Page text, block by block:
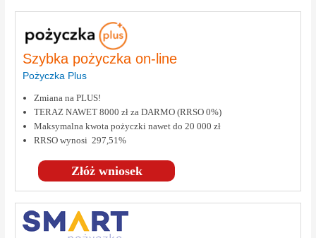
Szybka pożyczka on-line
Pożyczka Plus
Złóż wniosek
Zmiana na PLUS!
TERAZ NAWET 8000 zł za DARMO (RRSO 0%)
Maksymalna kwota pożyczki nawet do 20 000 zł
RRSO wynosi 297,51%